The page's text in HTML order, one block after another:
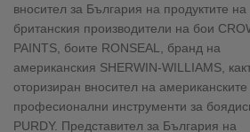
вносител за България на продуктите на
британския производители на бои
PAINTS, боите RONSEAL, бранд на
американския SHERWIN-WILLIAMS,
оторизиран вносител на американските
професионални инструменти за
PURDY. Представител за България на